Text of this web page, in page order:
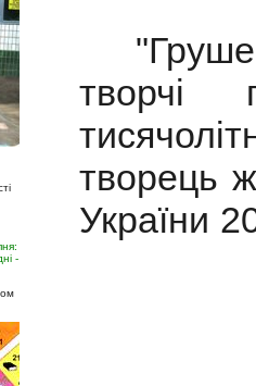
-
творчі
творець
України